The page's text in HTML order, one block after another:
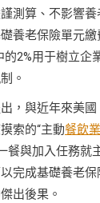
測算、不影響
養老保險單元繳
的2%用于樹立
。
，與近年來美
索的“主動餐飲
與加入任務就
完成基礎養老
出後果。